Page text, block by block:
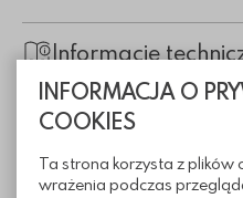
INFORMACJA O
COOKIES
Ta strona korzysta z plików
wrażenia podczas
Informacje
Sposoby ułożenia